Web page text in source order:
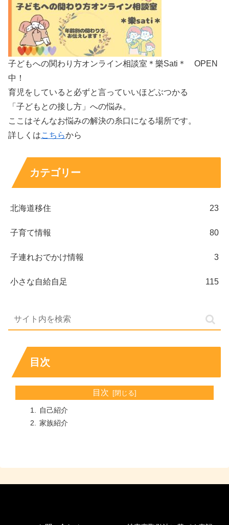
子どもへの関わり方オンライン相談室＊樂Sati＊ OPEN
中！
育児をしていると必ずと言っていいほどぶつかる
「子どもとの接し方」への悩み。
ここはそんなお悩みの解決の糸口になる場所です。
詳しくはこちらから
カテゴリー
北海道移住 23
子育て情報 80
子連れおでかけ情報 3
小さな自給自足 115
目次
目次
自己紹介
家族紹介